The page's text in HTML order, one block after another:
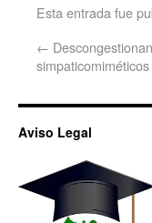
Esta entrada fue
←
simpaticomiméticos
Aviso Legal